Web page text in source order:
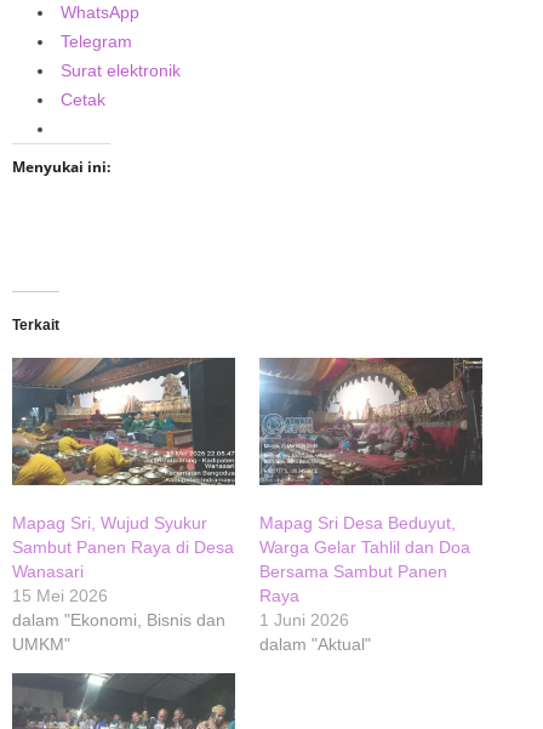
WhatsApp
Telegram
Surat elektronik
Cetak
Menyukai ini:
Terkait
Mapag Sri, Wujud Syukur
Sambut Panen Raya di Desa
Wanasari
15 Mei 2026
dalam "Ekonomi, Bisnis dan
UMKM"
Mapag Sri Desa Beduyut,
Warga Gelar Tahlil dan Doa
Bersama Sambut Panen
Raya
1 Juni 2026
dalam "Aktual"